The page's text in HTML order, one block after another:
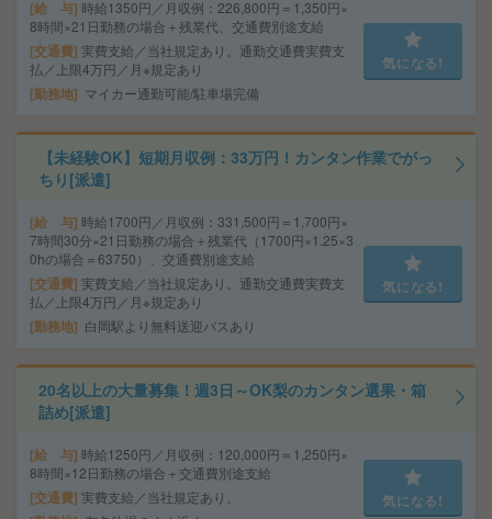
給 与 時給1350円／月収例：226,800円＝1,350円×
8時間×21日勤務の場合＋残業代、交通費別途支給
交通費 実費支給／当社規定あり。通勤交通費実費支
払／上限4万円／月※規定あり
勤務地 マイカー通勤可能/駐車場完備
気になる!
【未経験OK】短期月収例：33万円！カンタン作業でがっ
ちり[派遣]
給 与 時給1700円／月収例：331,500円＝1,700円×
7時間30分×21日勤務の場合＋残業代（1700円×1.25×3
0hの場合＝63750）、交通費別途支給
交通費 実費支給／当社規定あり。通勤交通費実費支
払／上限4万円／月※規定あり
勤務地 白岡駅より無料送迎バスあり
気になる!
20名以上の大量募集！週3日～OK梨のカンタン選果・箱
詰め[派遣]
給 与 時給1250円／月収例：120,000円＝1,250円×
8時間×12日勤務の場合＋交通費別途支給
交通費 実費支給／当社規定あり。 気になる!